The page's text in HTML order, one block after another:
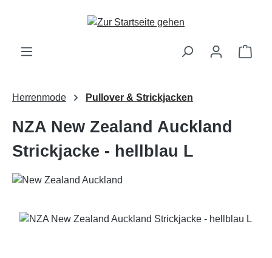
Zum Hauptinhalt springen
Herrenmode Pullover & Strickjacken
NZA New Zealand Auckland
Strickjacke - hellblau L
Bildergalerie überspringen